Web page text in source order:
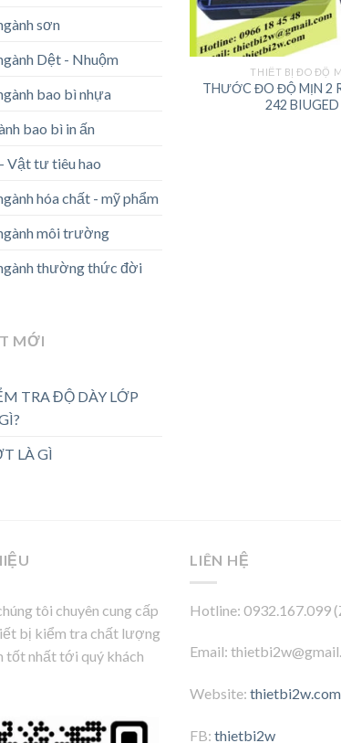
sơn
Dệt - Nhuộm
bao bì nhựa
bao bì in ấn
Vật tư tiêu hao
hóa chất - mỹ phẩm
môi trường
thường thức đời
MỚI
TRA ĐỘ DÀY LỚP
LÀ GÌ
THIẾT BỊ ĐO ĐỘ
THƯỚC ĐO ĐỘ MỊN 2
242 BIUGED
tôi chuyên cung cấp
bị kiểm tra chất lượng
tốt nhất tới quý khách
LIÊN HỆ
Hotline: 0932.167.099
Email:
Website: thietbi2w.com
FB: thietbi2w